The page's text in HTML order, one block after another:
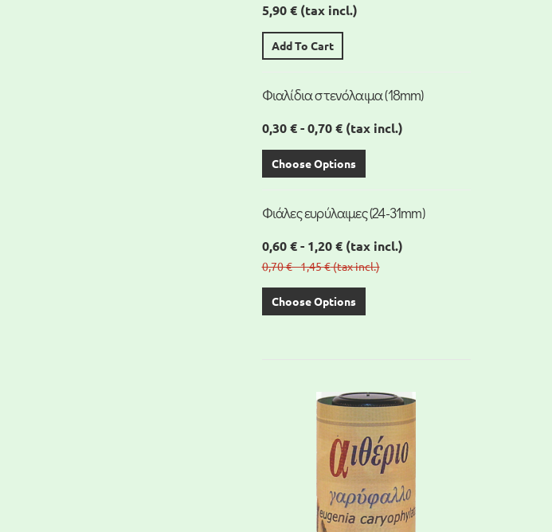
5,90 €(tax incl.)
Add To Cart
Φιαλίδια στενόλαιμα (18mm)
0,30 € - 0,70 €(tax incl.)
Choose Options
Φιάλες ευρύλαιμες (24-31mm)
0,60 € - 1,20 €(tax incl.)
0,70 € - 1,45 €(tax incl.)
Choose Options